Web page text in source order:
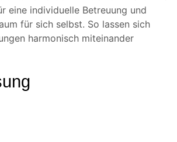
eine individuelle Betreuung und
für sich selbst. So lassen sich
harmonisch miteinander